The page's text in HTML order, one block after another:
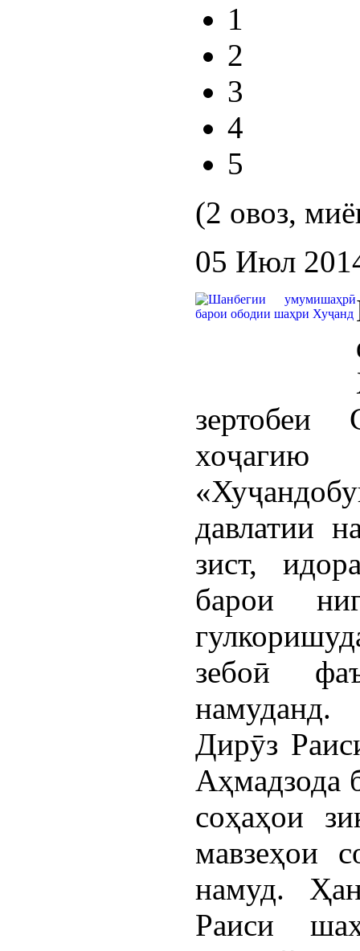
1
2
3
4
5
(2 овоз,
05 Июл
зертобеи
давлатии
зист,
барои
зебоӣ
намуданд.
Дирӯз
Аҳмадзода
соҳаҳои
мавзеҳои
намуд.
Раиси